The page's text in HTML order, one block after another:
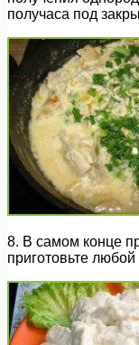
получаса под
8. В самом конце
приготовьте